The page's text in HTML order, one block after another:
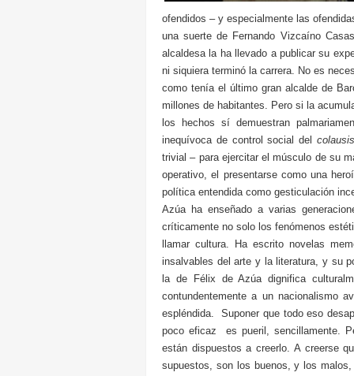
ofendidos – y especialmente las
una suerte de Fernando Vizcaíno
alcaldesa la ha llevado a publicar su
ni siquiera terminó la carrera. No es
como tenía el último gran alcalde de
millones de habitantes. Pero si la
los hechos sí demuestran
inequívoca de control social del
trivial – para ejercitar el músculo de su
operativo, el presentarse como una
política entendida como gesticulación
Azúa ha enseñado a varias
críticamente no solo los fenómenos
llamar cultura. Ha escrito novelas
insalvables del arte y la literatura, y su
la de Félix de Azúa dignifica
contundentemente a un nacionalismo
espléndida. Suponer que todo eso
poco eficaz es pueril, sencillamente.
están dispuestos a creerlo. A creerse
supuestos, son los buenos, y los